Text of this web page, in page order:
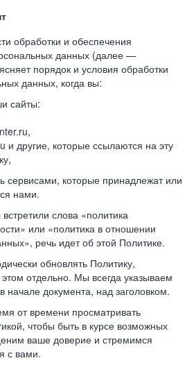
обработки и обеспечения
данных (далее —
порядок и условия обработки
данных, когда вы:
сайты:
и другие, которые ссылаются на эту
сервисами, которые принадлежат или
нами.
слова «политика
или «политика в отношении
речь идет об этой Политике.
обновлять Политику,
отдельно. Мы всегда указываем
начале документа, над заголовком.
от времени просматривать
чтобы быть в курсе возможных
ваше доверие и стремимся
с вами.